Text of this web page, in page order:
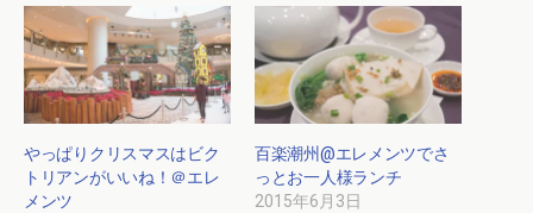
やっぱりクリスマスはビク
トリアンがいいね！＠エレ
メンツ
百楽潮州@エレメンツでさ
っとお一人様ランチ
2015年6月3日